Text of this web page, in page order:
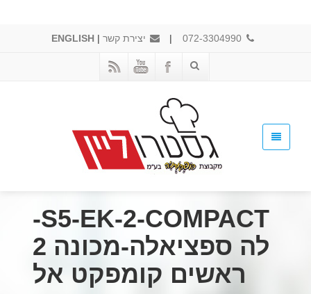
072-3304990
| יצירת קשר |
ENGLISH
S5-EK-2-COMPACT-
לה ספציאלה-מכונה 2
ראשים קומפקט אל